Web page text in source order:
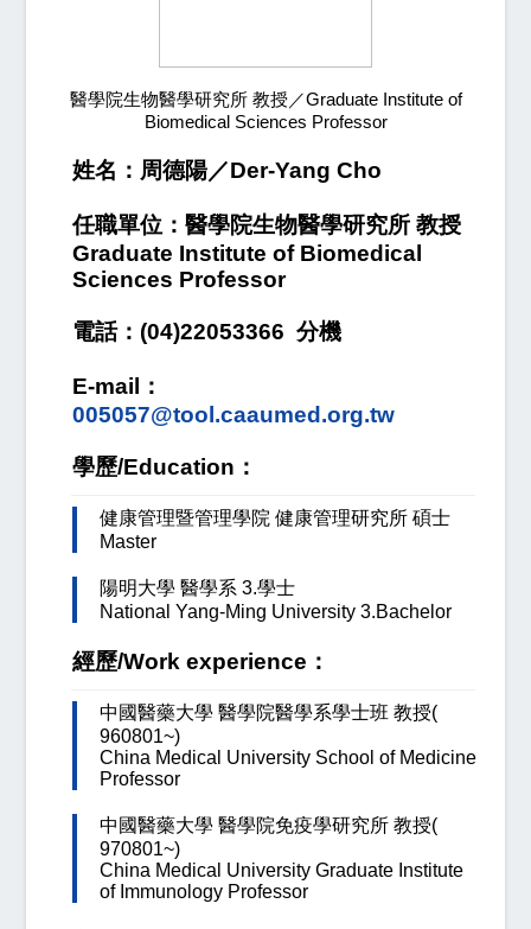
醫學院生物醫學研究所 教授／Graduate Institute of
Biomedical Sciences Professor
姓名：周德陽／Der-Yang Cho
任職單位：醫學院生物醫學研究所 教授
Graduate Institute of Biomedical
Sciences Professor
電話：(04)22053366 分機
E-mail：
005057@tool.caaumed.org.tw
學歷/Education：
健康管理暨管理學院 健康管理研究所 碩士
Master
陽明大學 醫學系 3.學士
National Yang-Ming University 3.Bachelor
經歷/Work experience：
中國醫藥大學 醫學院醫學系學士班 教授(
960801~)
China Medical University School of Medicine
Professor
中國醫藥大學 醫學院免疫學研究所 教授(
970801~)
China Medical University Graduate Institute
of Immunology Professor